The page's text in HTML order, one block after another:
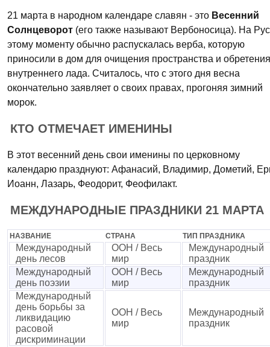
21 марта в народном календаре славян - это Весенний
Солнцеворот (его также называют Вербоносица). На
этому моменту обычно распускалась верба, которую
приносили в дом для очищения пространства и обретения
внутреннего лада. Считалось, что с этого дня весна
окончательно заявляет о своих правах, прогоняя зимний
морок.
КТО ОТМЕЧАЕТ ИМЕНИНЫ
В этот весенний день свои именины по церковному
календарю празднуют: Афанасий, Владимир, Дометий,
Иоанн, Лазарь, Феодорит, Феофилакт.
МЕЖДУНАРОДНЫЕ ПРАЗДНИКИ 21 МАРТА
НАЗВАНИЕ СТРАНА ТИП ПРАЗДНИКА
Международный
день лесов
ООН / Весь
мир
Международный
праздник
Международный
день поэзии
ООН / Весь
мир
Международный
праздник
Международный
день борьбы за
ликвидацию
расовой
дискриминации
ООН / Весь
мир
Международный
праздник